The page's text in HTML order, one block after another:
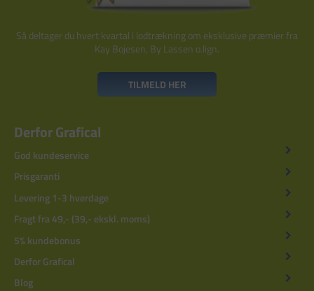
Så deltager du hvert kvartal i lodtrækning om eksklusive præmier fra
Kay Bojesen, By Lassen o.lign.
TILMELD HER
Derfor Grafical
God kundeservice
Prisgaranti
Levering 1-3 hverdage
Fragt fra 49,- (39,- ekskl. moms)
5% kundebonus
Derfor Grafical
Blog